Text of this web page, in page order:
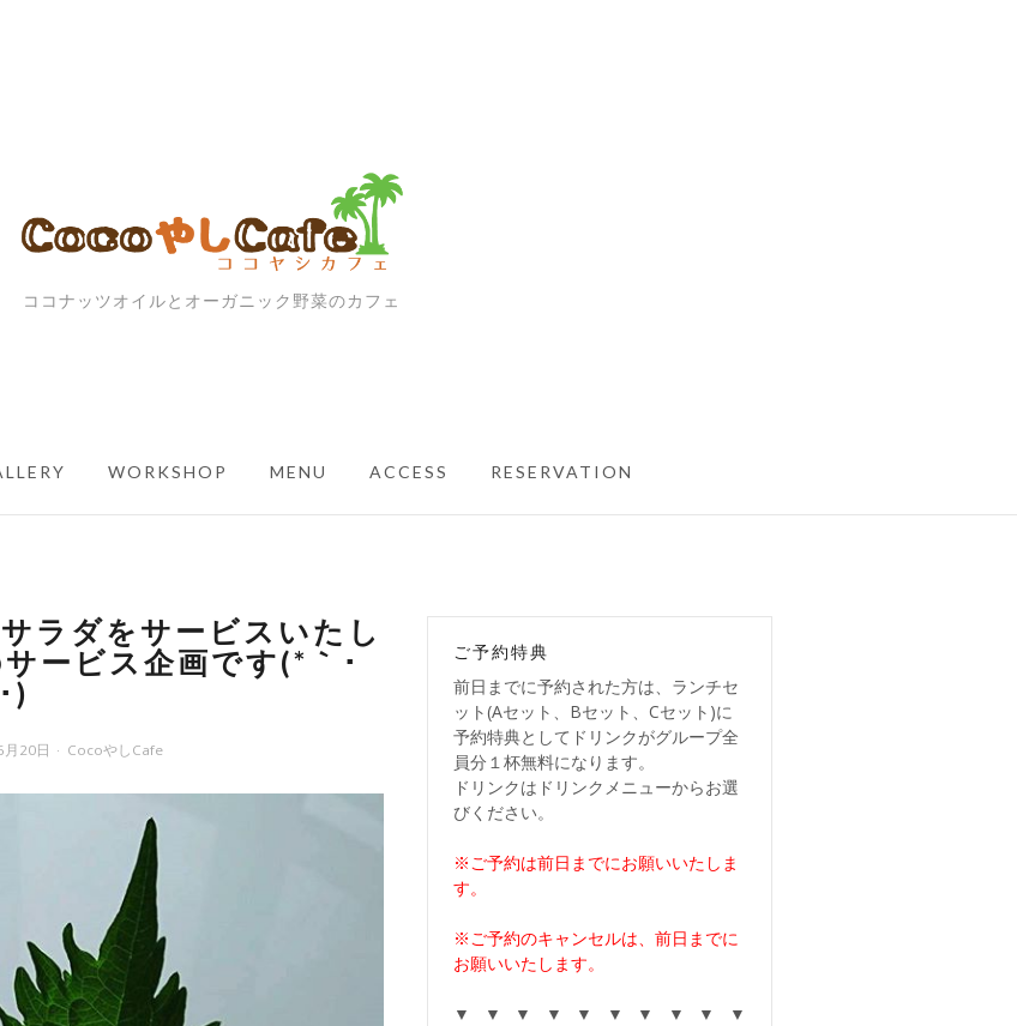
ココナッツオイルとオーガニック野菜のカフェ
WORKSHOP MENU ACCESS RESERVATION
ラダをサービスいたし
ービス企画です(*｀･
ゞ
月20日 CocoやしCafe
ご予約特典
前日までに予約された方は、ランチセ
ット(Aセット、Bセット、Cセット)に
予約特典としてドリンクがグループ全
員分１杯無料になります。
ドリンクはドリンクメニューからお選
びください。
※ご予約は前日までにお願いいたしま
す。
※ご予約のキャンセルは、前日までに
お願いいたします。
▼ ▼ ▼ ▼ ▼ ▼ ▼ ▼ ▼ ▼